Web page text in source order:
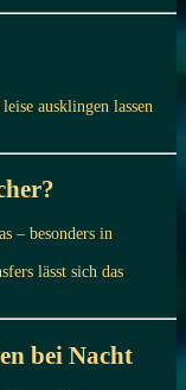
ausklingen lassen
– besonders in
lässt sich das
bei Nacht